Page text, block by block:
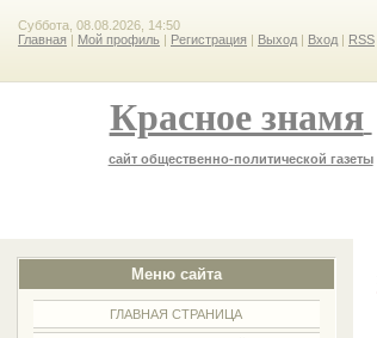
Суббота, 08.08.2026, 14:50
Главная | Мой профиль | Регистрация | Выход | Вход | RSS
Красное знамя
сайт общественно-политической газеты
Меню сайта
ГЛАВНАЯ СТРАНИЦА